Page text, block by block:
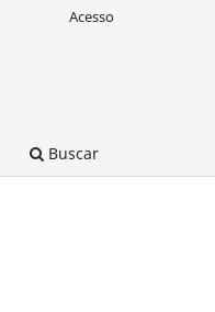
Buscar
Acesso